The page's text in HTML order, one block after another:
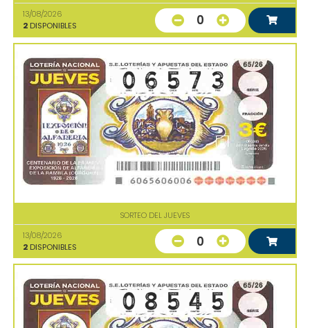
13/08/2026
2 DISPONIBLES 0
SORTEO DEL JUEVES
13/08/2026
2 DISPONIBLES 0